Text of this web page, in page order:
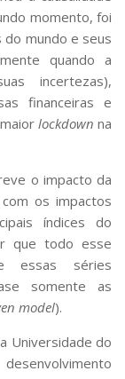
momento, foi
do mundo e seus
quando a
incertezas),
financeiras e
lockdown na
o impacto da
os impactos
índices do
que todo esse
essas séries
somente as
model).
Universidade do